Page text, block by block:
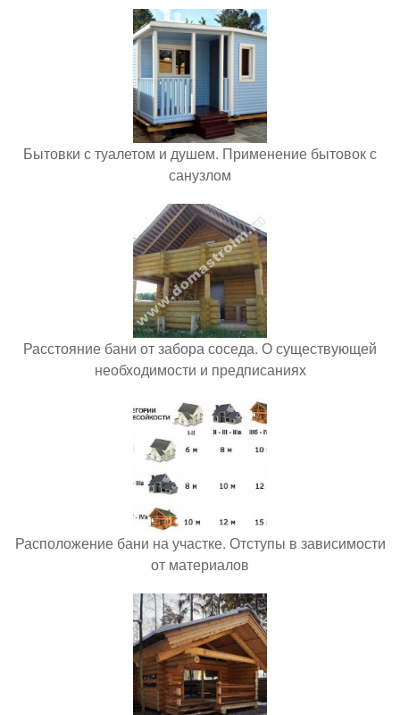
Бытовки с туалетом и душем. Применение бытовок с
санузлом
Расстояние бани от забора соседа. О существующей
необходимости и предписаниях
Расположение бани на участке. Отступы в зависимости
от материалов